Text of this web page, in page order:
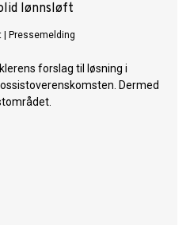
lønnsløft
Pressemelding
forslag til løsning i
Dermed